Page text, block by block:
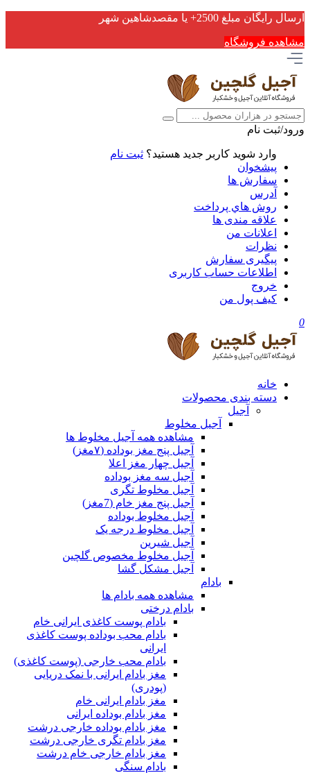
ارسال رایگان مبلغ 2500+ یا مقصدشاهین شهر
مشاهده فروشگاه
ورود/ثبت نام
وارد شوید کاربر جدید هستید؟ ثبت نام
پیشخوان
سفارش ها
آدرس
روش هاي پرداخت
علاقه مندی ها
اعلانات من
نظرات
پیگیری سفارش
اطلاعات حساب كاربری
خروج
کیف پول من
0
خانه
دسته بندی محصولات
آجیل
آجیل مخلوط
مشاهده همه آجیل مخلوط ها
آجیل پنج مغز بوداده (۷مغز)
آجیل چهار مغز اعلا
آجیل سه مغز بوداده
آجیل مخلوط تگری
آجیل پنج مغز خام (7مغز)
آجیل مخلوط بوداده
آجیل مخلوط درجه یک
آجیل شیرین
آجیل مخلوط مخصوص گلچین
آجیل مشکل گشا
بادام
مشاهده همه بادام ها
بادام درختی
بادام پوست کاغذی ایرانی خام
بادام محب بوداده پوست کاغذی
ایرانی
بادام محب خارجی (پوست کاغذی)
مغز بادام ایرانی با نمک دریایی
(پودری)
مغز بادام ایرانی خام
مغز بادام بوداده ایرانی
مغز بادام بوداده خارجی درشت
مغز بادام تگری خارجی درشت
مغز بادام خارجی خام درشت
بادام سنگی